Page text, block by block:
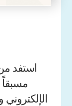
استفد
مسبقاً
الإلكتروني